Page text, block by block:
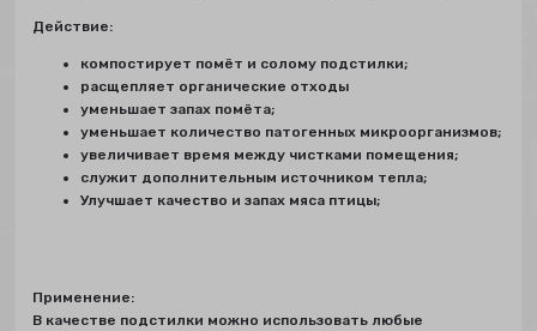
Действие:
компостирует помёт и солому подстилки;
расщепляет органические отходы
уменьшает запах помёта;
уменьшает количество патогенных микроорганизмов;
увеличивает время между чистками помещения;
служит дополнительным источником тепла;
Улучшает качество и запах мяса птицы;
Применение:
В качестве подстилки можно использовать любые